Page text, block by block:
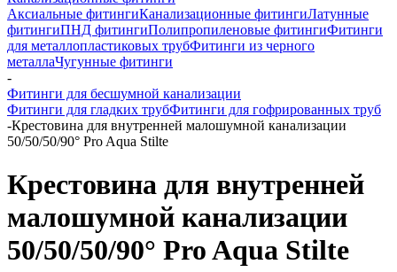
Аксиальные фитингиКанализационные фитингиЛатунные
фитингиПНД фитингиПолипропиленовые фитингиФитинги
для металлопластиковых трубФитинги из черного
металлаЧугунные фитинги
-
Фитинги для бесшумной канализации
Фитинги для гладких трубФитинги для гофрированных труб
-Крестовина для внутренней малошумной канализации
50/50/50/90° Pro Aqua Stilte
Крестовина для внутренней
малошумной канализации
50/50/50/90° Pro Aqua Stilte